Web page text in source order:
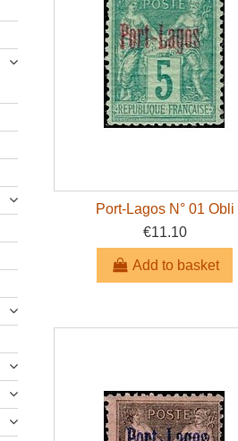
Port-Lagos N° 01 Obli
€11.10
Add to basket